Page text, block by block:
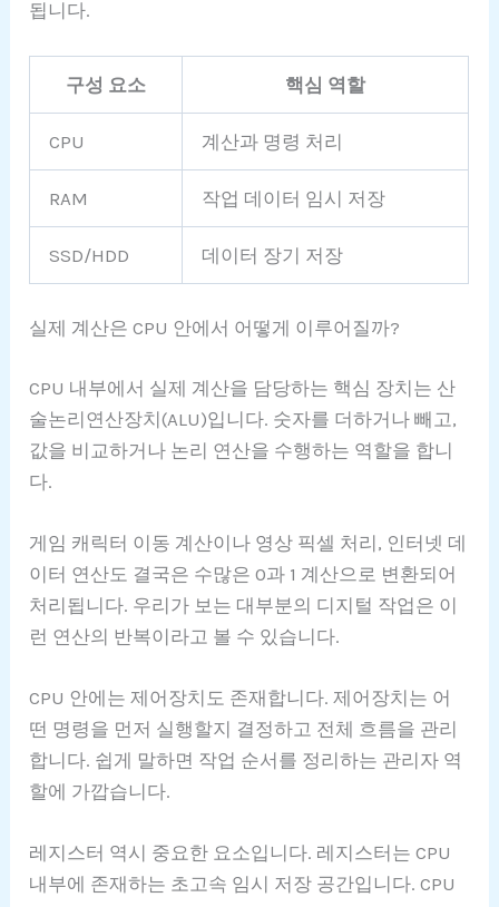
됩니다.
구성 요소 핵심 역할
CPU 계산과 명령 처리
RAM 작업 데이터 임시 저장
SSD/HDD 데이터 장기 저장
실제 계산은 CPU 안에서 어떻게 이루어질까?
CPU 내부에서 실제 계산을 담당하는 핵심 장치는 산
술논리연산장치(ALU)입니다. 숫자를 더하거나 빼고,
값을 비교하거나 논리 연산을 수행하는 역할을 합니
다.
게임 캐릭터 이동 계산이나 영상 픽셀 처리, 인터넷 데
이터 연산도 결국은 수많은 0과 1 계산으로 변환되어
처리됩니다. 우리가 보는 대부분의 디지털 작업은 이
런 연산의 반복이라고 볼 수 있습니다.
CPU 안에는 제어장치도 존재합니다. 제어장치는 어
떤 명령을 먼저 실행할지 결정하고 전체 흐름을 관리
합니다. 쉽게 말하면 작업 순서를 정리하는 관리자 역
할에 가깝습니다.
레지스터 역시 중요한 요소입니다. 레지스터는 CPU
내부에 존재하는 초고속 임시 저장 공간입니다. CPU